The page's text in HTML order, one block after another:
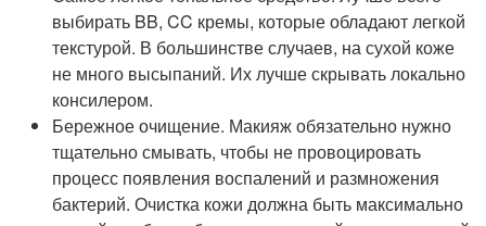
выбирать BB, CC кремы, которые обладают легкой
текстурой. В большинстве случаев, на сухой коже
не много высыпаний. Их лучше скрывать локально
консилером.
Бережное очищение. Макияж обязательно нужно
тщательно смывать, чтобы не провоцировать
процесс появления воспалений и размножения
бактерий. Очистка кожи должна быть максимально